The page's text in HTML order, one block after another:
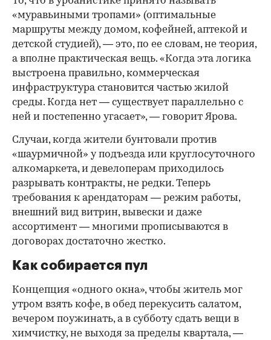
«муравьиными тропами» (оптимальные
маршруты между домом, кофейней, аптекой и
детской студией), — это, по ее словам, не теория,
а вполне практическая вещь. «Когда эта логика
выстроена правильно, коммерческая
инфраструктура становится частью жилой
среды. Когда нет — существует параллельно с
ней и постепенно угасает», — говорит Ярова.
Случаи, когда жители бунтовали против
«шаурмичной» у подъезда или круглосуточного
алкомаркета, и девелоперам приходилось
разрывать контракты, не редки. Теперь
требования к арендаторам — режим работы,
внешний вид витрин, вывески и даже
ассортимент — многими прописываются в
договорах достаточно жестко.
Как собирается пул
Концепция «одного окна», чтобы житель мог
утром взять кофе, в обед перекусить салатом,
вечером поужинать, а в субботу сдать вещи в
химчистку, не выходя за пределы квартала, —